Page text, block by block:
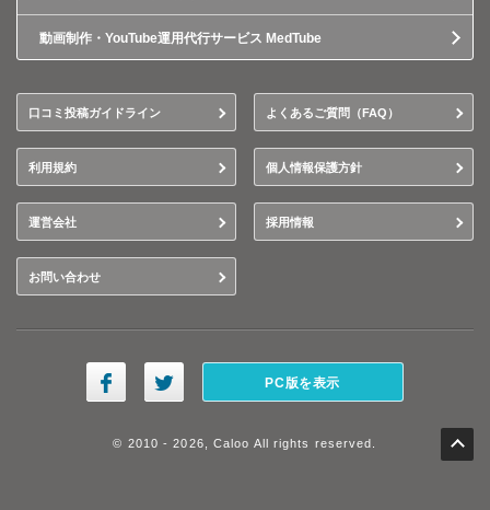
動画制作・YouTube運用代行サービス MedTube
口コミ投稿ガイドライン よくあるご質問（FAQ）
利用規約 個人情報保護方針
運営会社 採用情報
お問い合わせ
PC版を表示
© 2010 - 2026, Caloo All rights reserved.